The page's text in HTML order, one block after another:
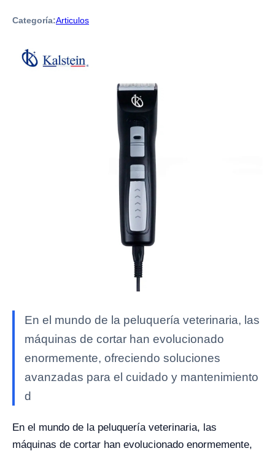
Categoría:Articulos
En el mundo de la peluquería veterinaria, las
máquinas de cortar han evolucionado
enormemente, ofreciendo soluciones
avanzadas para el cuidado y mantenimiento
d
En el mundo de la peluquería veterinaria, las
máquinas de cortar han evolucionado enormemente,